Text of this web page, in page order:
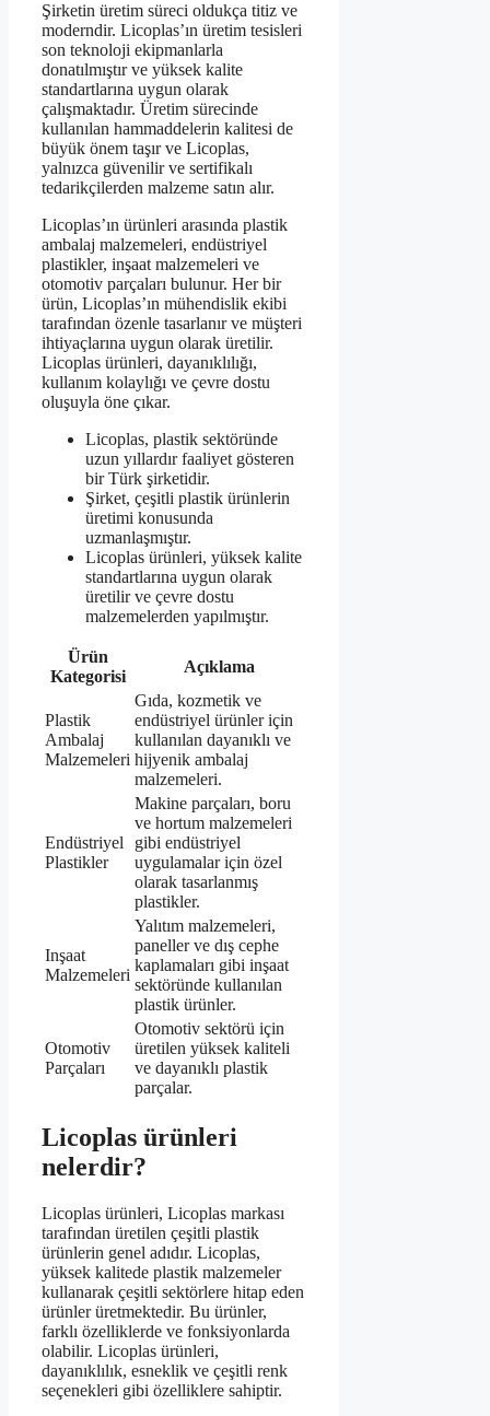
Şirketin üretim süreci oldukça titiz ve
moderndir. Licoplas’ın üretim tesisleri
son teknoloji ekipmanlarla
donatılmıştır ve yüksek kalite
standartlarına uygun olarak
çalışmaktadır. Üretim sürecinde
kullanılan hammaddelerin kalitesi de
büyük önem taşır ve Licoplas,
yalnızca güvenilir ve sertifikalı
tedarikçilerden malzeme satın alır.
Licoplas’ın ürünleri arasında plastik
ambalaj malzemeleri, endüstriyel
plastikler, inşaat malzemeleri ve
otomotiv parçaları bulunur. Her bir
ürün, Licoplas’ın mühendislik ekibi
tarafından özenle tasarlanır ve müşteri
ihtiyaçlarına uygun olarak üretilir.
Licoplas ürünleri, dayanıklılığı,
kullanım kolaylığı ve çevre dostu
oluşuyla öne çıkar.
Licoplas, plastik sektöründe
uzun yıllardır faaliyet gösteren
bir Türk şirketidir.
Şirket, çeşitli plastik ürünlerin
üretimi konusunda
uzmanlaşmıştır.
Licoplas ürünleri, yüksek kalite
standartlarına uygun olarak
üretilir ve çevre dostu
malzemelerden yapılmıştır.
Ürün
Kategorisi
Açıklama
Plastik
Ambalaj
Malzemeleri
Gıda, kozmetik ve
endüstriyel ürünler için
kullanılan dayanıklı ve
hijyenik ambalaj
malzemeleri.
Endüstriyel
Plastikler
Makine parçaları, boru
ve hortum malzemeleri
gibi endüstriyel
uygulamalar için özel
olarak tasarlanmış
plastikler.
Inşaat
Malzemeleri
Yalıtım malzemeleri,
paneller ve dış cephe
kaplamaları gibi inşaat
sektöründe kullanılan
plastik ürünler.
Otomotiv
Parçaları
Otomotiv sektörü için
üretilen yüksek kaliteli
ve dayanıklı plastik
parçalar.
Licoplas ürünleri
nelerdir?
Licoplas ürünleri, Licoplas markası
tarafından üretilen çeşitli plastik
ürünlerin genel adıdır. Licoplas,
yüksek kalitede plastik malzemeler
kullanarak çeşitli sektörlere hitap eden
ürünler üretmektedir. Bu ürünler,
farklı özelliklerde ve fonksiyonlarda
olabilir. Licoplas ürünleri,
dayanıklılık, esneklik ve çeşitli renk
seçenekleri gibi özelliklere sahiptir.